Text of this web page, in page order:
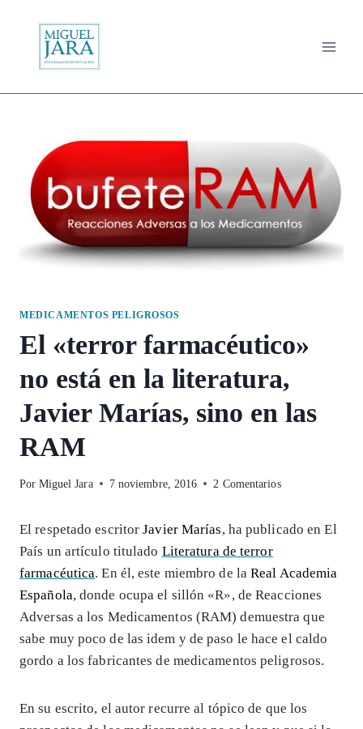
contenido
MEDICAMENTOS PELIGROSOS
El «terror farmacéutico»
no está en la literatura,
Javier Marías, sino en las
RAM
Por Miguel Jara 7 noviembre, 2016 2 Comentarios
El respetado escritorJavier Marías, ha publicado en El
País un artículo titulado Literatura de terror
farmacéutica. En él, este miembro de laReal Academia
Española, donde ocupa el sillón «R», de Reacciones
Adversas a los Medicamentos (RAM) demuestra que
sabe muy poco de las idem y de paso le hace el caldo
gordo a los fabricantes de medicamentos peligrosos.
En su escrito, el autor recurre al tópico de que los